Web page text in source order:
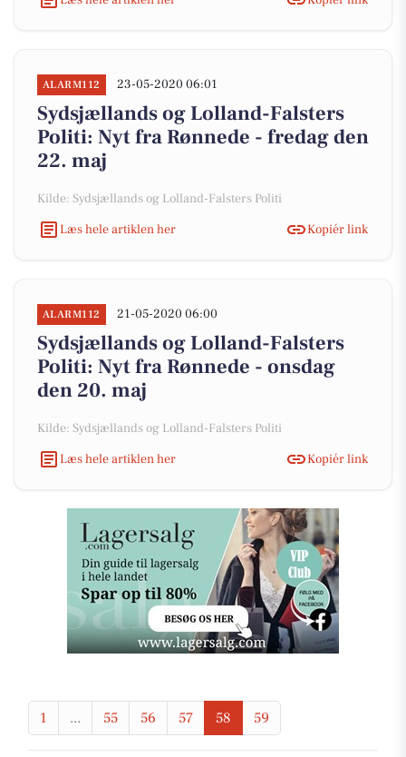
ALARM112 23-05-2020 06:01
Sydsjællands og Lolland-Falsters
Politi: Nyt fra Rønnede - fredag den
22. maj
Kilde: Sydsjællands og Lolland-Falsters Politi
Læs hele artiklen her
Kopiér link
ALARM112 21-05-2020 06:00
Sydsjællands og Lolland-Falsters
Politi: Nyt fra Rønnede - onsdag
den 20. maj
Kilde: Sydsjællands og Lolland-Falsters Politi
Læs hele artiklen her
Kopiér link
1 ... 55 56 57 58 59